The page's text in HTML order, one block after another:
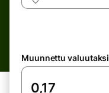
Muunnettu valuutaksi